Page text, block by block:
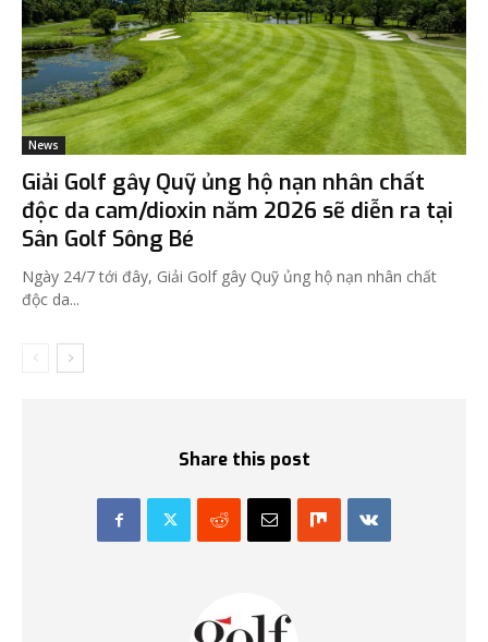
News
Giải Golf gây Quỹ ủng hộ nạn nhân chất
độc da cam/dioxin năm 2026 sẽ diễn ra tại
Sân Golf Sông Bé
Ngày 24/7 tới đây, Giải Golf gây Quỹ ủng hộ nạn nhân chất
độc da...
Share this post